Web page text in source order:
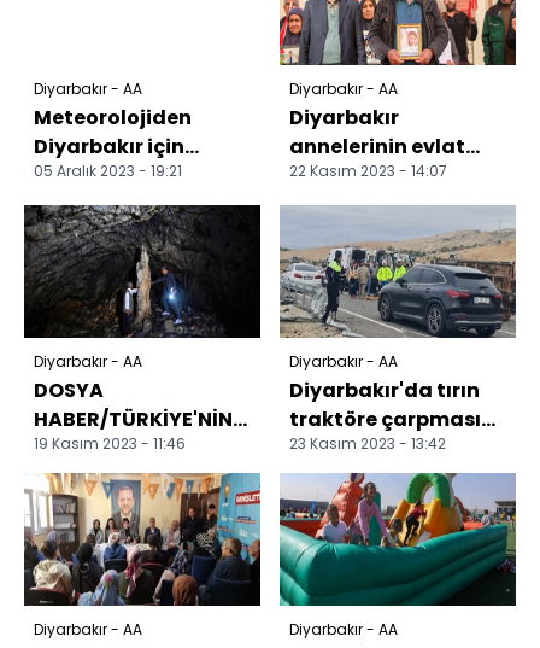
Diyarbakır - AA
Meteorolojiden
Diyarbakır için
sağanak yağış
uyarısı
05 Aralık 2023 - 19:21
Diyarbakır - AA
Diyarbakır
annelerinin evlat
nöbetine bir aile
daha katıldı
22 Kasım 2023 - 14:07
Diyarbakır - AA
DOSYA
HABER/TÜRKİYE'NİN
MAĞARALARI -
Doğu'daki
mağaralar geçmişe
yolculuk i...
19 Kasım 2023 - 11:46
Diyarbakır - AA
Diyarbakır'da tırın
traktöre çarpması
sonucu 1 kişi öldü, 1
kişi yaralandı
23 Kasım 2023 - 13:42
Diyarbakır - AA Diyarbakır - AA